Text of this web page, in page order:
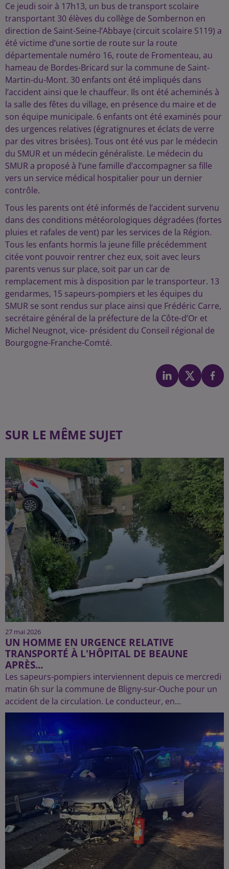
Ce jeudi soir à 17h13, un bus de transport scolaire
transportant 30 élèves du collège de Sombernon en
direction de Saint-Seine-l’Abbaye (circuit scolaire S119) a
été victime d’une sortie de route sur la route
départementale numéro 16, route de Fromenteau, au
hameau de Bordes-Bricard sur la commune de Saint-
Martin-du-Mont. 30 enfants ont été impliqués dans
l’accident ainsi que le chauffeur. Ils ont été acheminés à
la salle des fêtes du village, en présence du maire et de
son équipe municipale. 6 enfants ont été examinés pour
des urgences relatives (égratignures et éclats de verre
par des vitres brisées). Tous ont été vus par le médecin
du SMUR et un médecin généraliste. Le médecin du
SMUR a proposé à l’une famille d’accompagner sa fille
vers un service médical hospitalier pour un dernier
contrôle.
Tous les parents ont été informés de l’accident survenu
dans des conditions météorologiques dégradées (fortes
pluies et rafales de vent) par les services de la Région.
Tous les enfants hormis la jeune fille précédemment
citée vont pouvoir rentrer chez eux, soit avec leurs
parents venus sur place, soit par un car de
remplacement mis à disposition par le transporteur. 13
gendarmes, 15 sapeurs-pompiers et les équipes du
SMUR se sont rendus sur place ainsi que Frédéric Carre,
secrétaire général de la préfecture de la Côte-d’Or et
Michel Neugnot, vice- président du Conseil régional de
Bourgogne-Franche-Comté.
SUR LE MÊME SUJET
27 mai 2026
UN HOMME EN URGENCE RELATIVE
TRANSPORTÉ À L'HÔPITAL DE BEAUNE
APRÈS...
Les sapeurs-pompiers interviennent depuis ce mercredi
matin 6h sur la commune de Bligny-sur-Ouche pour un
accident de la circulation. Le conducteur, en...